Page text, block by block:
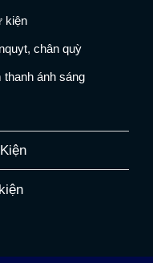
kiện
chân quỳ
thanh ánh sáng